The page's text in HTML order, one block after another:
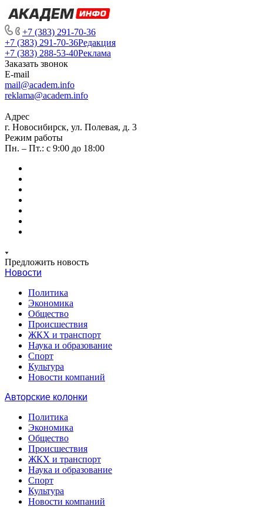
+7 (383) 291-70-36
+7 (383) 291-70-36Редакция
+7 (383) 288-53-40Реклама
Заказать звонок
E-mail
mail@academ.info
reklama@academ.info
Адрес
г. Новосибирск, ул. Полевая, д. 3
Режим работы
Пн. – Пт.: с 9:00 до 18:00
Предложить новость
Новости
Политика
Экономика
Общество
Происшествия
ЖКХ и транспорт
Наука и образование
Спорт
Культура
Новости компаний
Авторские колонки
Политика
Экономика
Общество
Происшествия
ЖКХ и транспорт
Наука и образование
Спорт
Культура
Новости компаний